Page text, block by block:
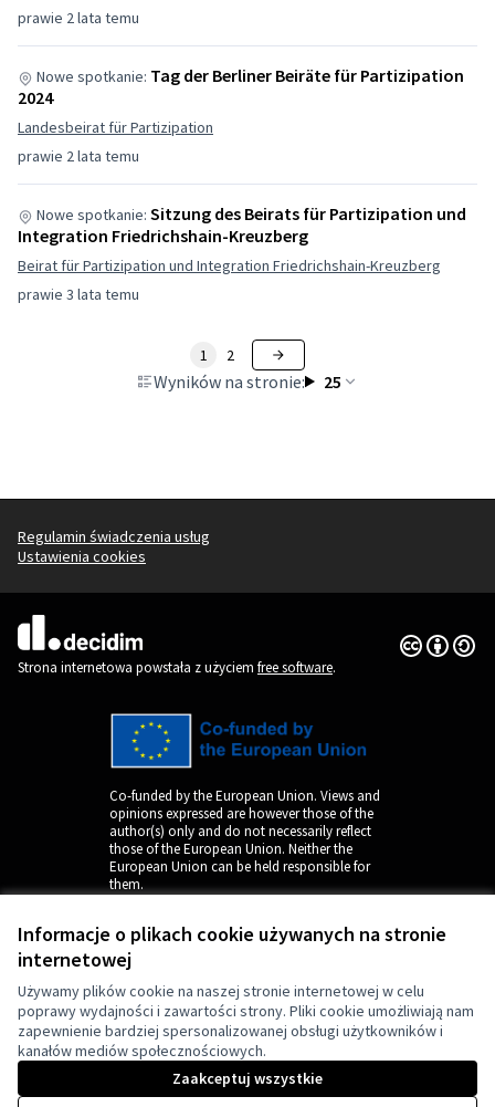
Informacje o plikach cookie używanych na stronie
internetowej
Używamy plików cookie na naszej stronie internetowej w celu
poprawy wydajności i zawartości strony. Pliki cookie umożliwiają nam
zapewnienie bardziej spersonalizowanej obsługi użytkowników i
kanałów mediów społecznościowych.
Zaakceptuj wszystkie
prawie 2 lata temu
prawie 2 lata temu
Nowe spotkanie: Tag der Berliner Beiräte für Partizipation
2024
Landesbeirat für Partizipation
prawie 3 lata temu
Nowe spotkanie: Sitzung des Beirats für Partizipation und
Integration Friedrichshain-Kreuzberg
Beirat für Partizipation und Integration Friedrichshain-Kreuzberg
Wyników na stronie: 25
1 2
Regulamin świadczenia usług
Ustawienia cookies
(Link zewnętrzny)
Strona internetowa powstała z użyciem free software.
Licencja
(Link
Co-funded by the European Union. Views and
opinions expressed are however those of the
author(s) only and do not necessarily reflect
those of the European Union. Neither the
European Union can be held responsible for
them.
by